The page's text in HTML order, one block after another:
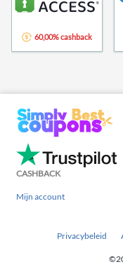
60,00% cashback
CASHBACK
Mijn account
Privacybeleid